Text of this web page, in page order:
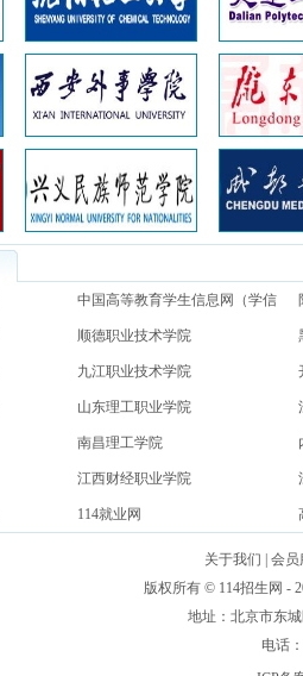
中国高等教育学生信息网（学信
网）
顺德职业技术学院
九江职业技术学院
山东理工职业学院
南昌理工学院
江西财经职业学院
114就业网
关于我们 | 会员
版权所有 © 114招生网 -
地址：北京市东
电话